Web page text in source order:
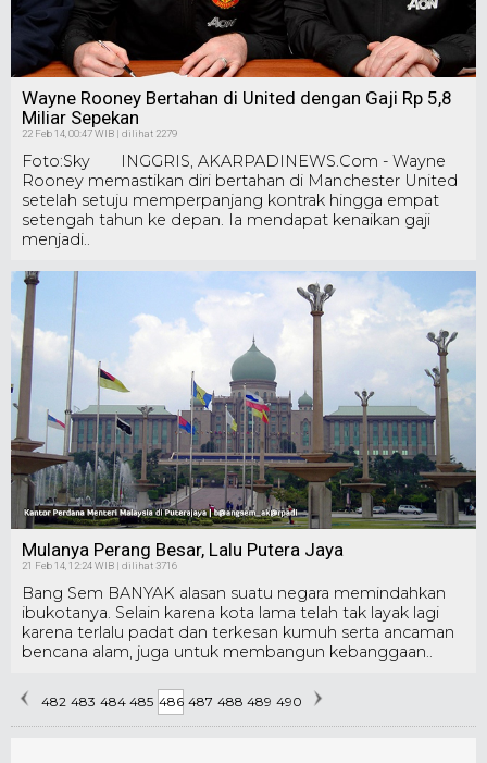
Wayne Rooney Bertahan di United dengan Gaji Rp 5,8
Miliar Sepekan
22 Feb 14, 00:47 WIB | dilihat 2279
Foto:Sky INGGRIS, AKARPADINEWS.Com - Wayne
Rooney memastikan diri bertahan di Manchester United
setelah setuju memperpanjang kontrak hingga empat
setengah tahun ke depan. Ia mendapat kenaikan gaji
menjadi..
Mulanya Perang Besar, Lalu Putera Jaya
21 Feb 14, 12:24 WIB | dilihat 3716
Bang Sem BANYAK alasan suatu negara memindahkan
ibukotanya. Selain karena kota lama telah tak layak lagi
karena terlalu padat dan terkesan kumuh serta ancaman
bencana alam, juga untuk membangun kebanggaan..
482 483 484 485 486 487 488 489 490